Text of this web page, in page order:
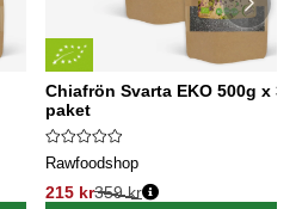
Chiafrön Svarta EKO 500g x 3
paket
Rawfoodshop
215 kr359 kr